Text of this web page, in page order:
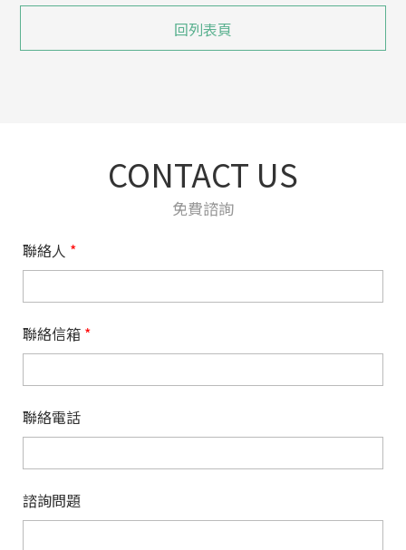
回列表頁
CONTACT US
免費諮詢
聯絡人 *
聯絡信箱 *
聯絡電話
諮詢問題